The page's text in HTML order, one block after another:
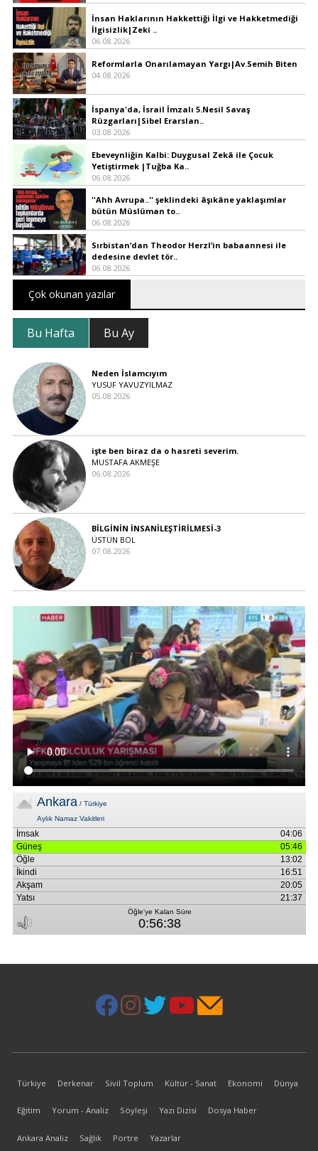
İnsan Haklarının Hakkettiği İlgi ve Hakketmediği
İlgisizlik|Zeki ..
06.08.2026
Reformlarla Onarılamayan Yargı|Av.Semih Biten
04.08.2026
İspanya'da, İsrail İmzalı 5.Nesil Savaş
Rüzgarları|Sibel Erarslan..
03.08.2026
Ebeveynliğin Kalbi: Duygusal Zekâ ile Çocuk
Yetiştirmek |Tuğba Ka..
06.08.2026
''Ahh Avrupa..'' şeklindeki âşıkâne yaklaşımlar
bütün Müslüman to..
06.08.2026
Sırbistan’dan Theodor Herzl’in babaannesi ile
dedesine devlet tör..
06.08.2026
Çok okunan yazılar
Bu Hafta Bu Ay
Neden İslamcıyım
YUSUF YAVUZYILMAZ
05.08.2026
işte ben biraz da o hasreti severim.
MUSTAFA AKMEŞE
06.08.2026
BİLGİNİN İNSANİLEŞTİRİLMESİ-3
ÜSTÜN BOL
07.08.2026
Türkiye Derkenar Sivil Toplum Kültür - Sanat Ekonomi Dünya
Eğitim Yorum - Analiz Söyleşi Yazı Dizisi Dosya Haber
Ankara Analiz Sağlık Portre Yazarlar